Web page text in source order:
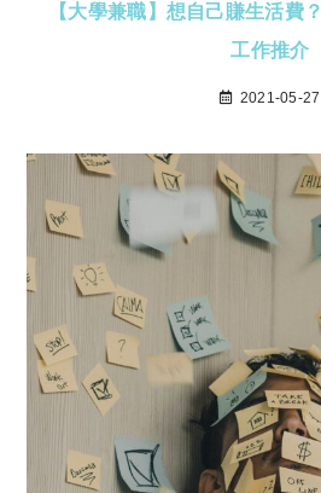
【大學兼職】想自己賺生活費
工作推介
2021-05-27